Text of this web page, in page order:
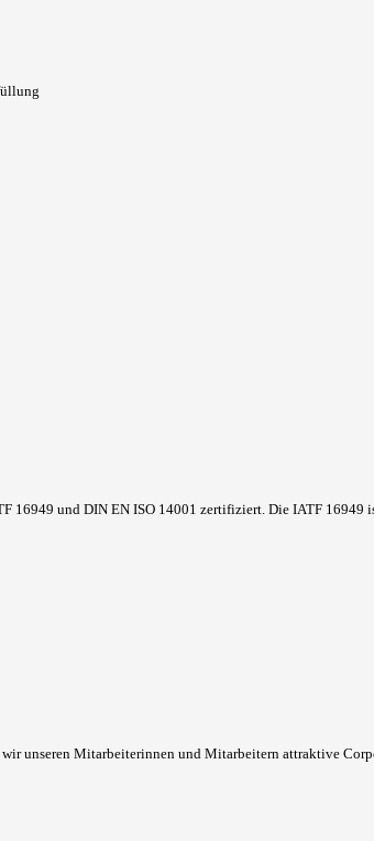
16949 und DIN EN ISO 14001 zertifiziert. Die IATF
unseren Mitarbeiterinnen und Mitarbeitern attraktive